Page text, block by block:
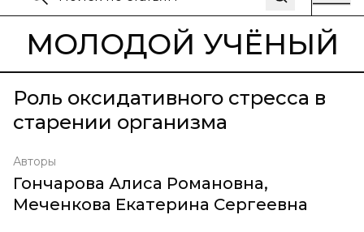
МОЛОДОЙ УЧЁНЫЙ
Роль оксидативного стресса в
старении организма
Авторы
Гончарова Алиса Романовна,
Меченкова Екатерина Сергеевна